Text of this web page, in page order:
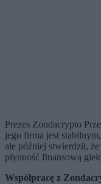
Prezes Zondacrypto
jego firma jest
ale później stwierdził,
płynność finansową
Współpracę z